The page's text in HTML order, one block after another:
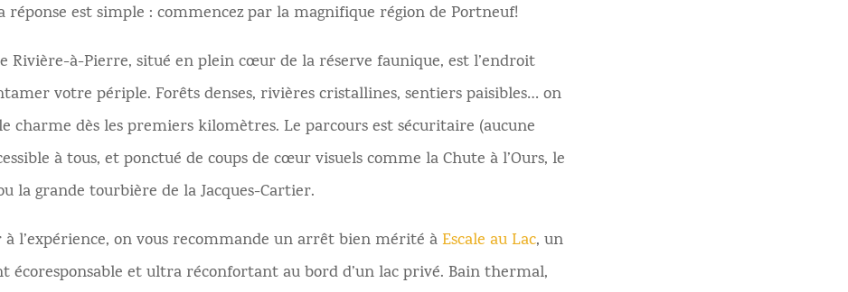
réponse est simple : commencez par la magnifique région de Portneuf!
Rivière-à-Pierre, situé en plein cœur de la réserve faunique, est l’endroit
votre périple. Forêts denses, rivières cristallines, sentiers paisibles… on
charme dès les premiers kilomètres. Le parcours est sécuritaire (aucune
à tous, et ponctué de coups de cœur visuels comme la Chute à l’Ours, le
la grande tourbière de la Jacques-Cartier.
à l’expérience, on vous recommande un arrêt bien mérité àEscale au Lac, un
écoresponsable et ultra réconfortant au bord d’un lac privé. Bain thermal,